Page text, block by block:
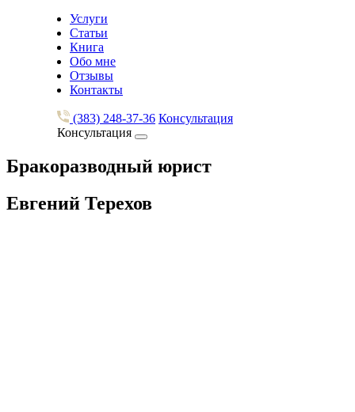
Услуги
Статьи
Книга
Обо мне
Отзывы
Контакты
(383) 248-37-36 Консультация
Консультация
Бракоразводный юрист
Евгений Терехов